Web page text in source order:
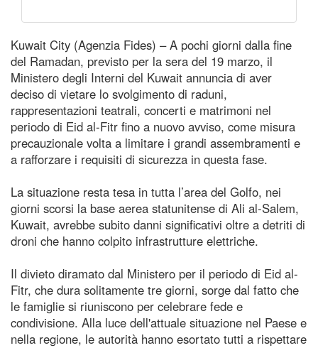
Kuwait City (Agenzia Fides) – A pochi giorni dalla fine
del Ramadan, previsto per la sera del 19 marzo, il
Ministero degli Interni del Kuwait annuncia di aver
deciso di vietare lo svolgimento di raduni,
rappresentazioni teatrali, concerti e matrimoni nel
periodo di Eid al-Fitr fino a nuovo avviso, come misura
precauzionale volta a limitare i grandi assembramenti e
a rafforzare i requisiti di sicurezza in questa fase.
La situazione resta tesa in tutta l’area del Golfo, nei
giorni scorsi la base aerea statunitense di Ali al-Salem,
Kuwait, avrebbe subito danni significativi oltre a detriti di
droni che hanno colpito infrastrutture elettriche.
Il divieto diramato dal Ministero per il periodo di Eid al-
Fitr, che dura solitamente tre giorni, sorge dal fatto che
le famiglie si riuniscono per celebrare fede e
condivisione. Alla luce dell'attuale situazione nel Paese e
nella regione, le autorità hanno esortato tutti a rispettare